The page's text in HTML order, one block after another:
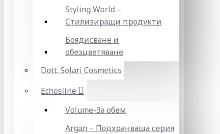
Styling World –
Стилизиращи продукти
Боядисване и
обезцветяване
Dott. Solari Cosmetics
Echosline
Volume-За обем
Argan – Подхранваща серия